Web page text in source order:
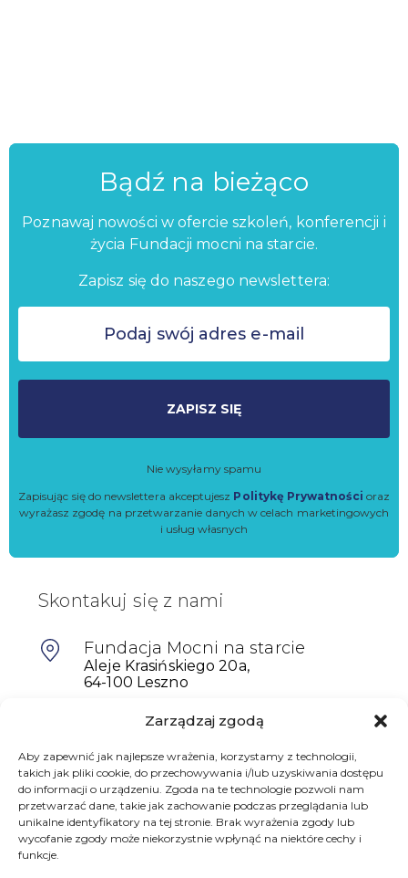
Zarządzaj zgodą
Aby zapewnić jak najlepsze wrażenia, korzystamy z technologii,
takich jak pliki cookie, do przechowywania i/lub uzyskiwania dostępu
do informacji o urządzeniu. Zgoda na te technologie pozwoli nam
przetwarzać dane, takie jak zachowanie podczas przeglądania lub
unikalne identyfikatory na tej stronie. Brak wyrażenia zgody lub
wycofanie zgody może niekorzystnie wpłynąć na niektóre cechy i
funkcje.
Bądź na bieżąco
Poznawaj nowości w ofercie szkoleń, konferencji i
życia Fundacji mocni na starcie.
Zapisz się do naszego newslettera:
ZAPISZ SIĘ
Nie wysyłamy spamu
Zapisując się do newslettera akceptujesz Politykę Prywatności oraz
wyrażasz zgodę na przetwarzanie danych w celach marketingowych
i usług własnych
Skontakuj się z nami
Fundacja Mocni na starcie
Aleje Krasińskiego 20a,
64-100 Leszno
601698402
biuro@mocninastarcie.pl